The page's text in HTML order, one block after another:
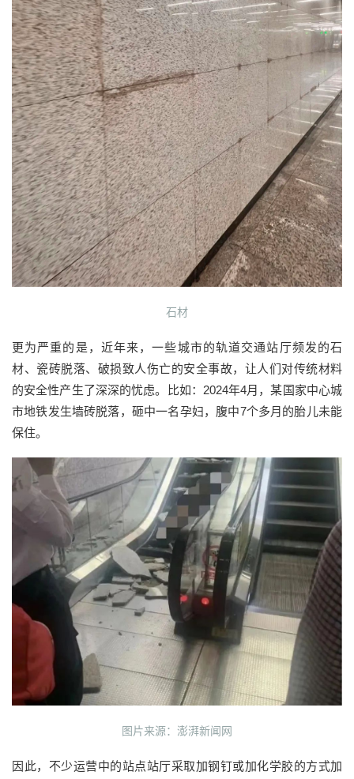
石材
更为严重的是，近年来，一些城市的轨道交通站厅频发的石
材、瓷砖脱落、破损致人伤亡的安全事故，让人们对传统材料
的安全性产生了深深的忧虑。比如：2024年4月，某国家中心城
市地铁发生墙砖脱落，砸中一名孕妇，腹中7个多月的胎儿未能
保住。
图片来源：澎湃新闻网
因此，不少运营中的站点站厅采取加钢钉或加化学胶的方式加